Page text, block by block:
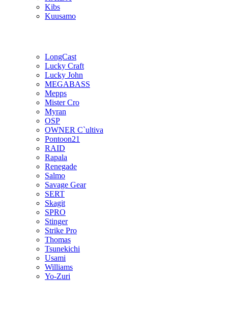
Kibs
Kuusamo
LongCast
Lucky Craft
Lucky John
MEGABASS
Mepps
Mister Cro
Myran
OSP
OWNER C`ultiva
Pontoon21
RAID
Rapala
Renegade
Salmo
Savage Gear
SERT
Skagit
SPRO
Stinger
Strike Pro
Thomas
Tsunekichi
Usami
Williams
Yo-Zuri